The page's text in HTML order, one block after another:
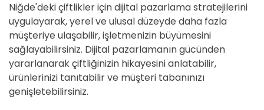
Niğde'deki çiftlikler için dijital pazarlama stratejilerini
uygulayarak, yerel ve ulusal düzeyde daha fazla
müşteriye ulaşabilir, işletmenizin büyümesini
sağlayabilirsiniz. Dijital pazarlamanın gücünden
yararlanarak çiftliğinizin hikayesini anlatabilir,
ürünlerinizi tanıtabilir ve müşteri tabanınızı
genişletebilirsiniz.